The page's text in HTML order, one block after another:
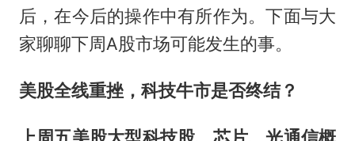
后，在今后的操作中有所作为。下面与大
家聊聊下周A股市场可能发生的事。
美股全线重挫，科技牛市是否终结？